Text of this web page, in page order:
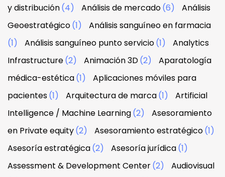
y distribución(4) Análisis de mercado(6)
Análisis
Geoestratégico(1)
Análisis sanguíneo en farmacia
(1)
Análisis sanguíneo punto servicio(1)
Analytics
Infrastructure(2) Animación 3D(2)
Aparatología
médica-estética(1)
Aplicaciones móviles para
pacientes(1) Arquitectura de marca(1)
Artificial
Intelligence / Machine Learning(2)
Asesoramiento
en Private equity(2) Asesoramiento estratégico(1)
Asesoría estratégica(2) Asesoría jurídica(1)
Assessment & Development Center(2)
Audiovisual